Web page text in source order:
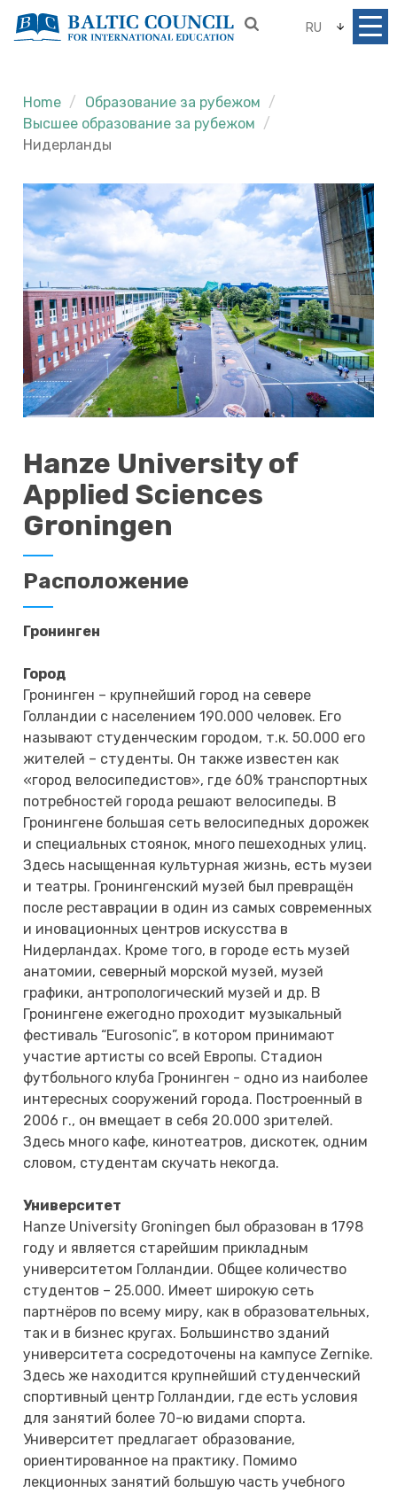
RU
Home
Образование за рубежом
Высшее образование за рубежом
Нидерланды
Hanze University of
Applied Sciences
Groningen
Расположение
Гронинген
Город
Гронинген – крупнейший город на севере
Голландии с населением 190.000 человек. Его
называют студенческим городом, т.к. 50.000 его
жителей – студенты. Он также известен как
«город велосипедистов», где 60% транспортных
потребностей города решают велосипеды. В
Гронингене большая сеть велосипедных дорожек
и специальных стоянок, много пешеходных улиц.
Здесь насыщенная культурная жизнь, есть музеи
и театры. Гронингенский музей был превращён
после реставрации в один из самых современных
и иновационных центров искусства в
Нидерландах. Кроме того, в городе есть музей
анатомии, северный морской музей, музей
графики, антропологический музей и др. В
Гронингене ежегодно проходит музыкальный
фестиваль “Eurosonic”, в котором принимают
участие артисты со всей Европы. Стадион
футбольного клуба Гронинген - одно из наиболее
интересных сооружений города. Построенный в
2006 г., он вмещает в себя 20.000 зрителей.
Здесь много кафе, кинотеатров, дискотек, одним
словом, студентам скучать некогда.
Университет
Hanze University Groningen был образован в 1798
году и является старейшим прикладным
университетом Голландии. Общее количество
студентов – 25.000. Имеет широкую сеть
партнёров по всему миру, как в образовательных,
так и в бизнес кругах. Большинство зданий
университета сосредоточены на кампусе Zernike.
Здесь же находится крупнейший студенческий
спортивный центр Голландии, где есть условия
для занятий более 70-ю видами спорта.
Университет предлагает образование,
ориентированное на практику. Помимо
лекционных занятий большую часть учебного